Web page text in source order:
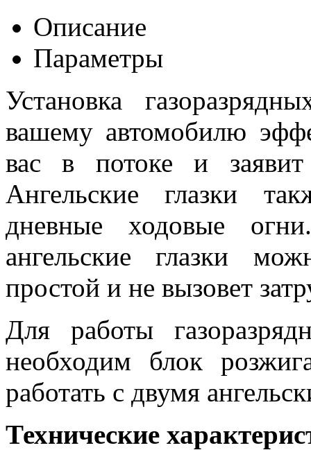
Описание
Параметры
Установка
вашему автомобилю
вас в потоке и
Ангельские глазки
дневные ходовые
ангельские глазки
простой и не вызовет
Для работы
необходим блок
работать с двумя
Технические